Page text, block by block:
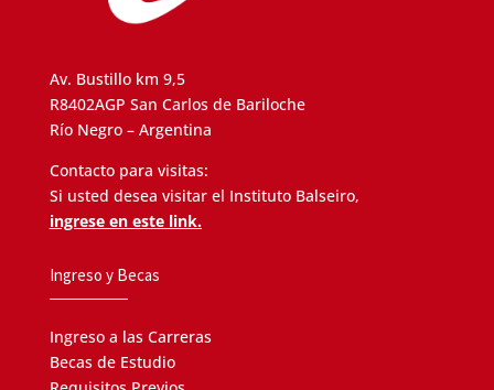
Av. Bustillo km 9,5
R8402AGP San Carlos de Bariloche
Río Negro – Argentina
Contacto para visitas:
Si usted desea visitar el Instituto Balseiro,
ingrese en este link.
Ingreso y Becas
Ingreso a las Carreras
Becas de Estudio